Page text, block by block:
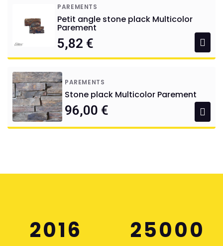
PAREMENTS
Petit angle stone plack Multicolor
Parement
5,82 €
PAREMENTS
Stone plack Multicolor Parement
96,00 €
2016 25000